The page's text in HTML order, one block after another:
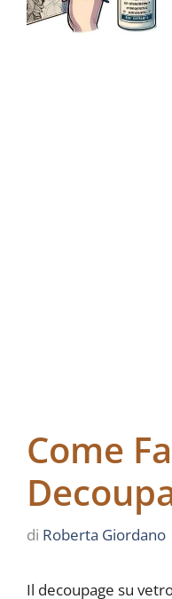
Come
di Roberta Giordano
Il decoupage su